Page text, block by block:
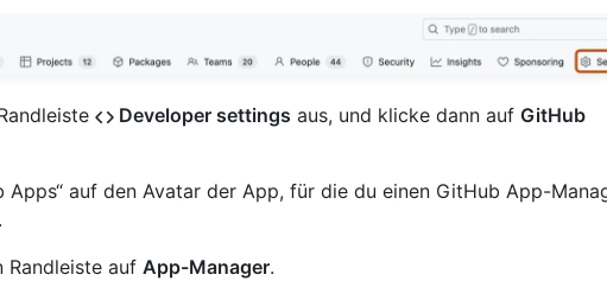
Developer settings aus, und klicke dann auf GitHub
Apps“ auf den Avatar der App, für die du einen GitHub App-
Randleiste auf App-Manager.